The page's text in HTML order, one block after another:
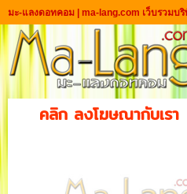
มะ-แลงดอทคอม | ma-lang.com เว็บรวมบ
คลิก ลงโฆษณากับเรา